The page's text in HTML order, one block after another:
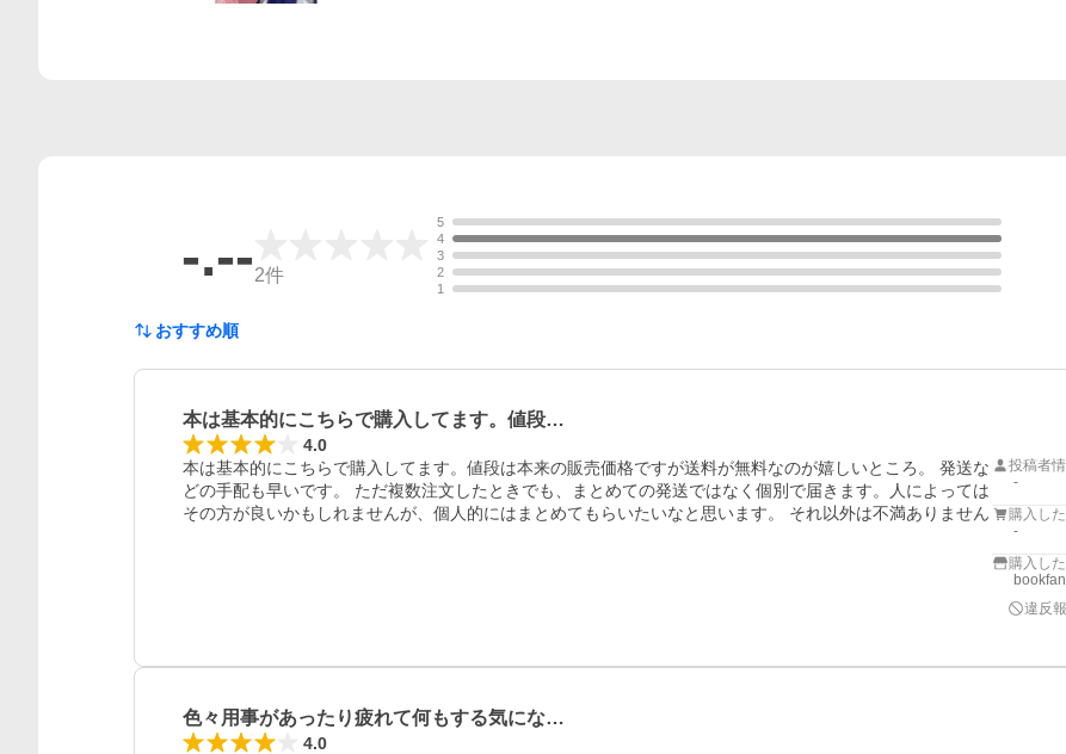
-.--2件
5
4
3
2
1
おすすめ順
本は基本的にこちらで購入してます。値段…
4.0
本は基本的にこちらで購入してます。値段は本来の販売価格ですが送料が無料なのが嬉しいところ。 発送な
どの手配も早いです。 ただ複数注文したときでも、まとめての発送ではなく個別で届きます。人によっては
その方が良いかもしれませんが、個人的にはまとめてもらいたいなと思います。 それ以外は不満ありません
投稿者
-
購入し
-
購入し
違反
色々用事があったり疲れて何もする気にな…
4.0